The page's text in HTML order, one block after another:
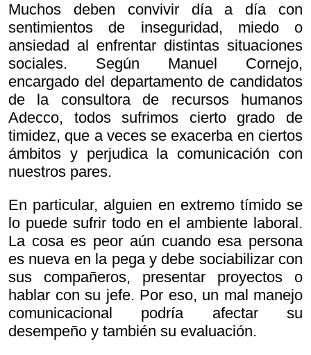
Muchos deben convivir día a día con
sentimientos de inseguridad, miedo o
ansiedad al enfrentar distintas situaciones
sociales. Según Manuel Cornejo,
encargado del departamento de candidatos
de la consultora de recursos humanos
Adecco, todos sufrimos cierto grado de
timidez, que a veces se exacerba en ciertos
ámbitos y perjudica la comunicación con
nuestros pares.
En particular, alguien en extremo tímido se
lo puede sufrir todo en el ambiente laboral.
La cosa es peor aún cuando esa persona
es nueva en la pega y debe sociabilizar con
sus compañeros, presentar proyectos o
hablar con su jefe. Por eso, un mal manejo
comunicacional podría afectar su
desempeño y también su evaluación.